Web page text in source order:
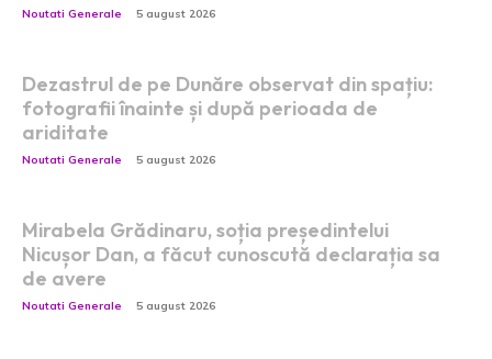
Noutati Generale 5 august 2026
Dezastrul de pe Dunăre observat din spațiu:
fotografii înainte și după perioada de
ariditate
Noutati Generale 5 august 2026
Mirabela Grădinaru, soția președintelui
Nicușor Dan, a făcut cunoscută declarația sa
de avere
Noutati Generale 5 august 2026